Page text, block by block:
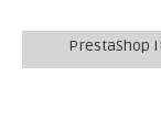
PrestaShop